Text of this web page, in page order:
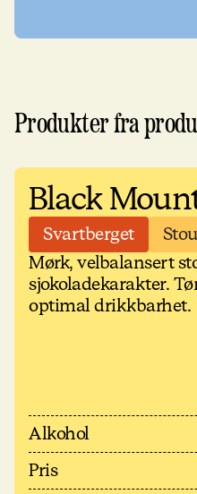
Produkter fra
Black
Svartberget
Mørk, velbalansert
sjokoladekarakter.
optimal drikkbarhet.
Alkohol
Pris